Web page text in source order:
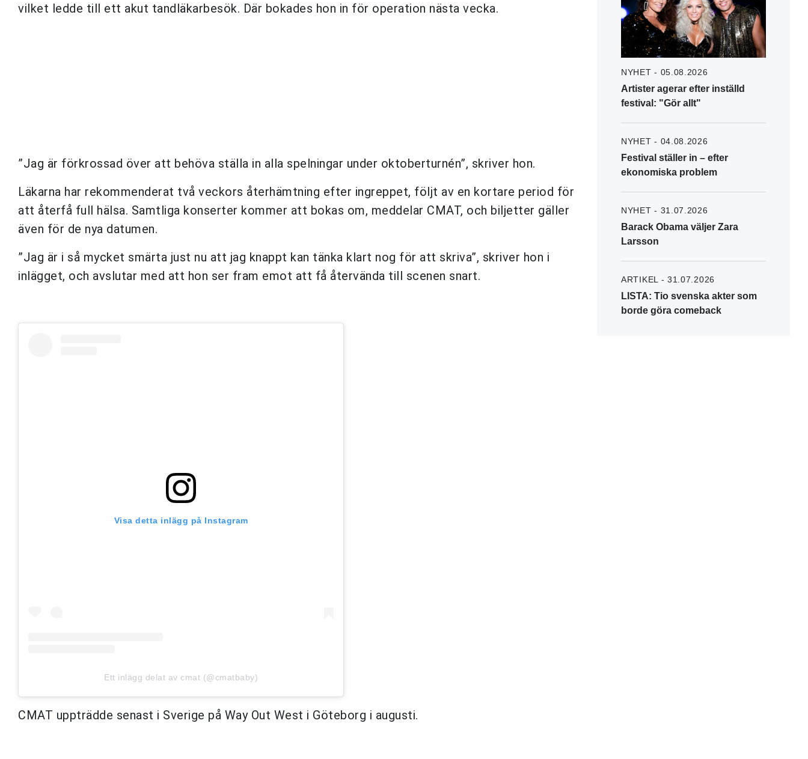
vilket ledde till ett akut tandläkarbesök. Där bokades hon in för operation nästa vecka.
”Jag är förkrossad över att behöva ställa in alla spelningar under oktoberturnén”, skriver hon.
Läkarna har rekommenderat två veckors återhämtning efter ingreppet, följt av en kortare period för
att återfå full hälsa. Samtliga konserter kommer att bokas om, meddelar CMAT, och biljetter gäller
även för de nya datumen.
”Jag är i så mycket smärta just nu att jag knappt kan tänka klart nog för att skriva”, skriver hon i
inlägget, och avslutar med att hon ser fram emot att få återvända till scenen snart.
Visa detta inlägg på Instagram
Ett inlägg delat av cmat (@cmatbaby)
CMAT uppträdde senast i Sverige på Way Out West i Göteborg i augusti.
NYHET - 05.08.2026
Artister agerar efter inställd
festival: "Gör allt"
NYHET - 04.08.2026
Festival ställer in – efter
ekonomiska problem
NYHET - 31.07.2026
Barack Obama väljer Zara
Larsson
ARTIKEL - 31.07.2026
LISTA: Tio svenska akter som
borde göra comeback